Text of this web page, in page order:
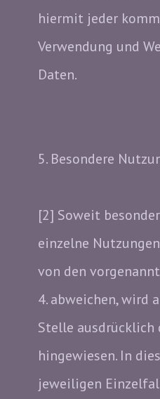
hiermit jeder
Verwendung und
Daten.
5. Besondere
[2] Soweit
einzelne
von den
4. abweichen, wird
Stelle ausdrücklich
hingewiesen. In
jeweiligen